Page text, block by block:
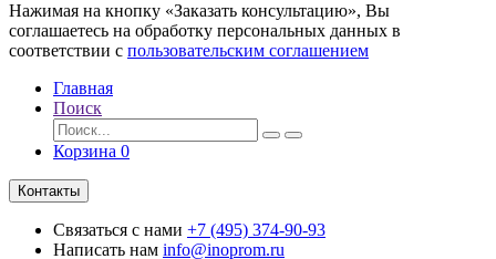
Нажимая на кнопку «Заказать консультацию», Вы
соглашаетесь на обработку персональных данных в
соответствии с пользовательским соглашением
Главная
Поиск
Корзина 0
Контакты
Связаться с нами +7 (495) 374-90-93
Написать нам info@inoprom.ru